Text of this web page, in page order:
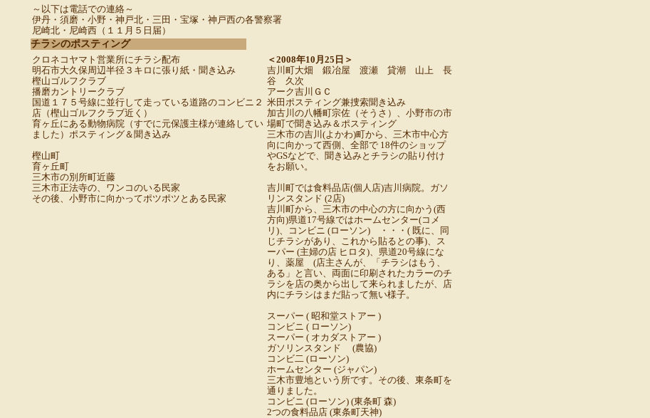
～以下は電話での連絡～
伊丹・須磨・小野・神戸北・三田・宝塚・神戸西の各警察署
尼崎北・尼崎西（１１月５日届）
チラシのポスティング
クロネコヤマト営業所にチラシ配布
明石市大久保周辺半径３キロに張り紙・聞き込み
樫山ゴルフクラブ
播磨カントリークラブ
国道１７５号線に並行して走っている道路のコンビニ２
店（樫山ゴルフクラブ近く）
育ヶ丘にある動物病院（すでに元保護主様が連絡してい
ました）ポスティング＆聞き込み
樫山町
育ヶ丘町
三木市の別所町近藤
三木市正法寺の、ワンコのいる民家
その後、小野市に向かってポツポツとある民家
＜2008年10月25日＞
吉川町大畑 鍛冶屋 渡瀬 貸潮 山上 長
谷 久次
アーク吉川ＧＣ
米田ポスティング兼捜索聞き込み
加古川の八幡町宗佐（そうさ）、小野市の市
場町で聞き込み＆ポスティング
三木市の吉川(よかわ)町から、三木市中心方
向に向かって西側、全部で 18件のショップ
やGSなどで、聞き込みとチラシの貼り付け
をお願い。
吉川町では食料品店(個人店)吉川病院。ガソ
リンスタンド (2店)
吉川町から、三木市の中心の方に向かう(西
方向)県道17号線ではホームセンター(コメ
リ)、コンビニ (ローソン) ・・・( 既に、同
じチラシがあり、これから貼るとの事)、ス
ーパー (主婦の店 ヒロタ)、県道20号線にな
り、薬屋 (店主さんが、「チラシはもう、
ある」と言い、両面に印刷されたカラーのチ
ラシを店の奥から出して来られましたが、店
内にチラシはまだ貼って無い様子。
スーパー ( 昭和堂ストアー )
コンビニ ( ローソン)
スーパー ( オカダストアー )
ガソリンスタンド (農協)
コンビ二 (ローソン)
ホームセンター (ジャパン)
三木市豊地という所です。その後、東条町を
通りました。
コンビニ (ローソン) (東条町 森)
2つの食料品店 (東条町天神)